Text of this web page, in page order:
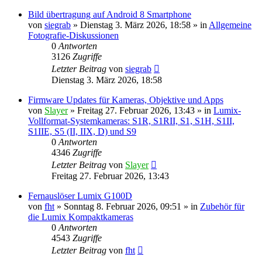
Bild übertragung auf Android 8 Smartphone
von siegrab » Dienstag 3. März 2026, 18:58 » in Allgemeine
Fotografie-Diskussionen
0 Antworten
3126 Zugriffe
Letzter Beitrag von siegrab
Dienstag 3. März 2026, 18:58
Firmware Updates für Kameras, Objektive und Apps
von Slayer» Freitag 27. Februar 2026, 13:43 » in Lumix-
Vollformat-Systemkameras: S1R, S1RII, S1, S1H, S1II,
S1IIE, S5 (II, IIX, D) und S9
0 Antworten
4346 Zugriffe
Letzter Beitrag von Slayer
Freitag 27. Februar 2026, 13:43
Fernauslöser Lumix G100D
von fht » Sonntag 8. Februar 2026, 09:51 » in Zubehör für
die Lumix Kompaktkameras
0 Antworten
4543 Zugriffe
Letzter Beitrag von fht